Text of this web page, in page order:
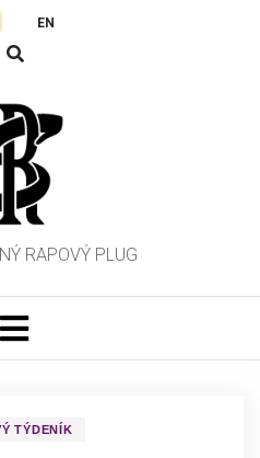
EN
RAPOVÝ PLUG
TÝDENÍK